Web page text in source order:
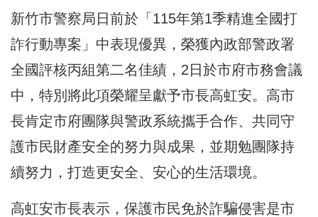
新竹市警察局日前於「115年第1季精進全國打
詐行動專案」中表現優異，榮獲內政部警政署
全國評核丙組第二名佳績，2日於市府市務會議
中，特別將此項榮耀呈獻予市長高虹安。高市
長肯定市府團隊與警政系統攜手合作、共同守
護市民財產安全的努力與成果，並期勉團隊持
續努力，打造更安全、安心的生活環境。
高虹安市長表示，保護市民免於詐騙侵害是市